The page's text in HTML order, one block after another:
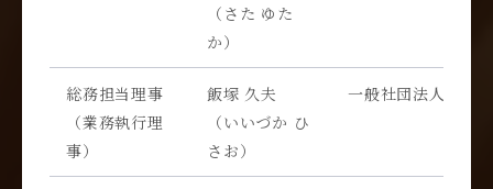
（さた ゆた
か）
総務担当理事
（業務執行理
事）
飯塚 久夫
（いいづか ひ
さお）
一般社団法人ICT-